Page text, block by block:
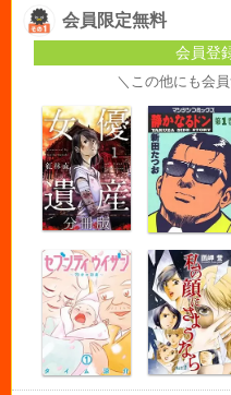
会員限定無料
会員登
＼この他にも会